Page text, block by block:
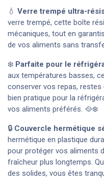
💧 Verre trempé ultra-
verre trempé, cette boîte
mécaniques, tout en
de vos aliments sans
❄️ Parfaite pour le
aux températures basses,
conserver vos repas,
bien pratique pour la
vos aliments préférés. 🥘❄️
🔒 Couvercle hermétique
hermétique en plastique
pour protéger vos aliments
fraîcheur plus longtemps.
des solides, vous êtes